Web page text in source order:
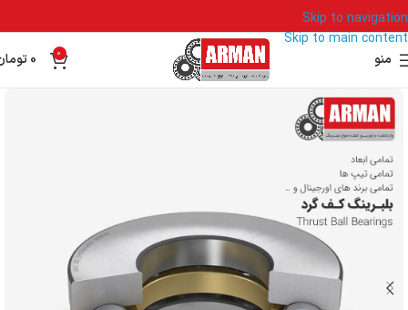
Skip to navigation
Skip to main content
منو
0
0